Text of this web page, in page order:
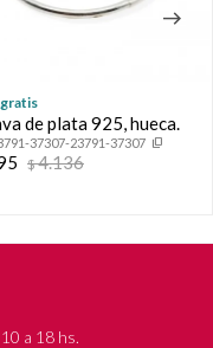
de plata 925, hueca.
37307-23791-37307
$4.136
a 18 hs.